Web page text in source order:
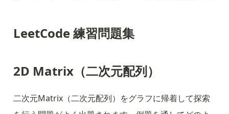
LeetCode 練習問題集
2D Matrix（二次元配列）
二次元Matrix（二次元配列）をグラフに帰着して探索